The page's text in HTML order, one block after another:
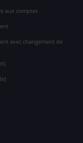
aux comptes
avec changement de